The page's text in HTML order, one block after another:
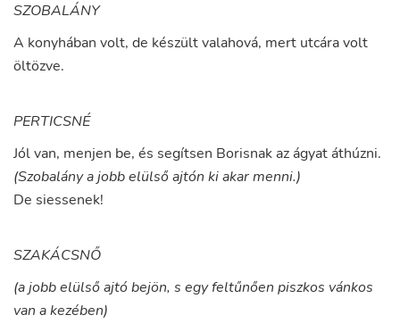
SZOBALÁNY
A konyhában volt, de készültvalahová, mert utcáravolt
öltözve.
PERTICSNÉ
Jólvan, menjen be, és segítsen Borisnak az ágyat áthúzni.
(Szobalány a jobb elülső ajtón ki akar menni.)
De siessenek!
SZAKÁCSNŐ
(a jobb elülső ajtó bejön, s egy feltűnően piszkos vánkos
van a kezében)